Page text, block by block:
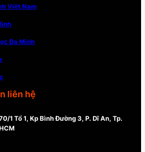
Việt Nam
Đa Minh
liên hệ
1 Tổ 1, Kp Bình Đường 3, P. Dĩ An, Tp.